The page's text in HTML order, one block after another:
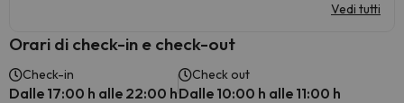
Vedi tutti
Orari di check-in e check-out
Check-in
Dalle 17:00 h alle 22:00 h
Check out
Dalle 10:00 h alle 11:00 h